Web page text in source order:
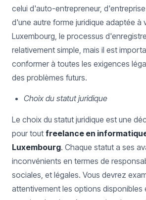
celui d'auto-entrepreneur,
d'une autre forme juridique adaptée à
Luxembourg, le processus
relativement simple, mais il est
conformer à toutes les exigences
des problèmes futurs.
Choix du statut juridique
Le choix du statut juridique est une
pour tout freelance en
Luxembourg. Chaque statut a ses
inconvénients en termes de
sociales, et légales. Vous devrez
attentivement les options disponibles